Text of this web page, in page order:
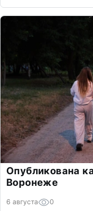
Опубликована
Воронеже
6 августа 0